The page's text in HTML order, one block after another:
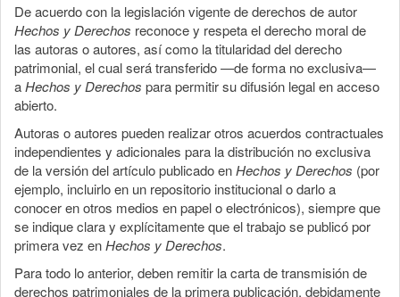
De acuerdo con la legislación vigente de derechos de autor
Hechos y Derechos reconoce y respeta el derecho moral de
las autoras o autores, así como la titularidad del derecho
patrimonial, el cual será transferido —de forma no exclusiva—
aHechos y Derechos para permitir su difusión legal en acceso
abierto.
Autoras o autores pueden realizar otros acuerdos contractuales
independientes y adicionales para la distribución no exclusiva
de la versión del artículo publicado enHechos y Derechos (por
ejemplo, incluirlo en un repositorio institucional o darlo a
conocer en otros medios en papel o electrónicos), siempre que
se indique clara y explícitamente que el trabajo se publicó por
primera vez enHechos y Derechos.
Para todo lo anterior, deben remitir la carta de transmisión de
derechos patrimoniales de la primera publicación, debidamente